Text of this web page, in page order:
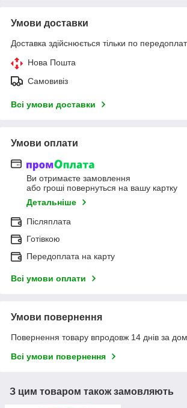
Умови доставки
Доставка здійснюється тільки по
Нова Пошта
Самовивіз
Всі умови доставки
Умови оплати
Ви отримаєте замовлення
або гроші повернуться на вашу картку
Детальніше
Післяплата
Готівкою
Передоплата на карту
Всі умови оплати
Умови повернення
Повернення товару впродовж 14 днів за
Всі умови повернення
З цим товаром також замовляють